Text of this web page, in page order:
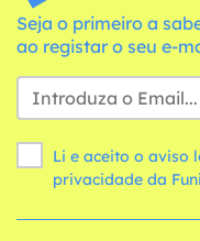
Seja o primeiro a
ao registar o seu e-
Li e aceito o aviso
privacidade da